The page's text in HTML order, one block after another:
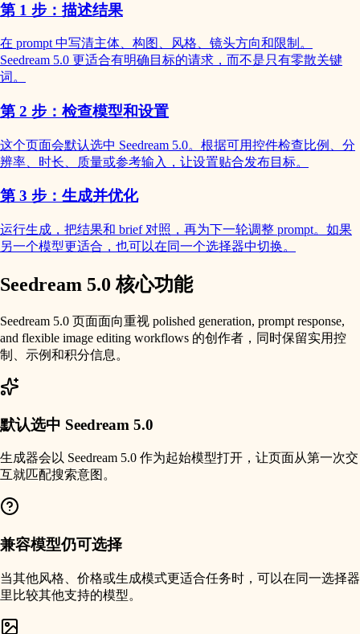
第 1 步：描述结果
在 prompt 中写清主体、构图、风格、镜头方向和限制。
Seedream 5.0 更适合有明确目标的请求，而不是只有零散关键
词。
第 2 步：检查模型和设置
这个页面会默认选中 Seedream 5.0。根据可用控件检查比例、分
辨率、时长、质量或参考输入，让设置贴合发布目标。
第 3 步：生成并优化
运行生成，把结果和 brief 对照，再为下一轮调整 prompt。如果
另一个模型更适合，也可以在同一个选择器中切换。
Seedream 5.0 核心功能
Seedream 5.0 页面面向重视 polished generation, prompt response,
and flexible image editing workflows 的创作者，同时保留实用控
制、示例和积分信息。
默认选中 Seedream 5.0
生成器会以 Seedream 5.0 作为起始模型打开，让页面从第一次交
互就匹配搜索意图。
兼容模型仍可选择
当其他风格、价格或生成模式更适合任务时，可以在同一选择器
里比较其他支持的模型。